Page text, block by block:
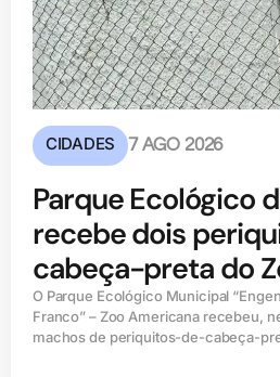
CIDADES 7 AGO 2026
Parque Ecológico
recebe dois
cabeça-preta do
O Parque Ecológico Municipal
Franco” – Zoo Americana recebeu,
machos de periquitos-de-cabeça-